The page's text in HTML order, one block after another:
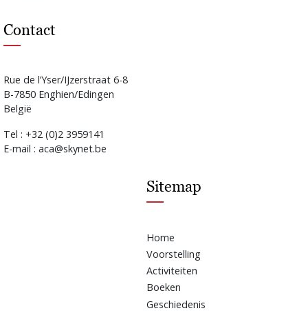
Contact
Rue de l’Yser/IJzerstraat 6-8
B-7850 Enghien/Edingen
België
Tel : +32 (0)2 3959141
E-mail : aca@skynet.be
Sitemap
Home
Voorstelling
Activiteiten
Boeken
Geschiedenis